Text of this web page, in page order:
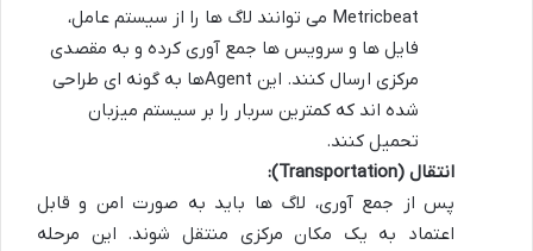
Metricbeat می توانند لاگ ها را از سیستم عامل،
فایل ها و سرویس ها جمع آوری کرده و به مقصدی
مرکزی ارسال کنند. این Agentها به گونه ای طراحی
شده اند که کمترین سربار را بر سیستم میزبان
تحمیل کنند.
انتقال (Transportation):
پس از جمع آوری، لاگ ها باید به صورت امن و قابل
اعتماد به یک مکان مرکزی منتقل شوند. این مرحله